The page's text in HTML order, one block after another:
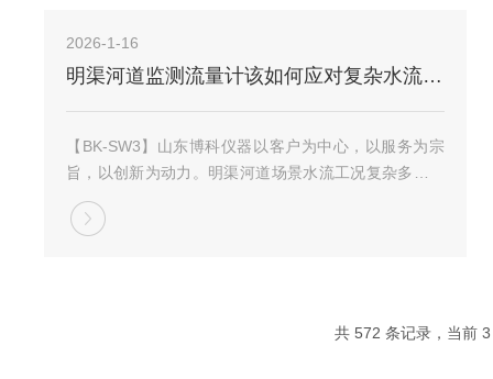
2026-1-16
明渠河道监测流量计该如何应对复杂水流工况?
【BK-SW3】山东博科仪器以客户为中心，以服务为宗
旨，以创新为动力。明渠河道场景水流工况复杂多变，
受降雨、地形、潮汐等因素影响，易出现水位骤变、水
流紊乱、泥沙淤积等问题，对监测流量计的适配能力提
共 572 条记录，当前